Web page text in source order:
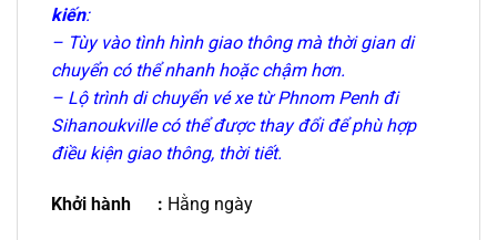
kiến:
– Tùy vào tình hình giao thông mà thời gian di
chuyển có thể nhanh hoặc chậm hơn.
– Lộ trình di chuyển vé xe từ Phnom Penh đi
Sihanoukville có thể được thay đổi để phù hợp
điều kiện giao thông, thời tiết.
Khởi hành : Hằng ngày